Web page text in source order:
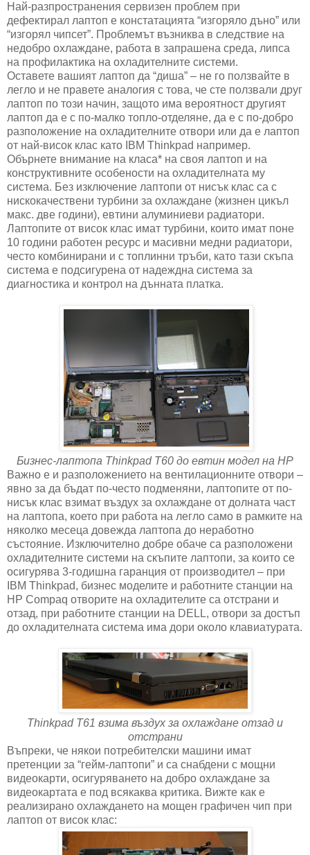
Най-разпространения сервизен проблем при
дефектирал лаптоп е констатацията “изгоряло дъно” или
“изгорял чипсет”. Проблемът възниква в следствие на
недобро охлаждане, работа в запрашена среда, липса
на профилактика на охладителните системи.
Оставете вашият лаптоп да “диша” – не го ползвайте в
легло и не правете аналогия с това, че сте ползвали друг
лаптоп по този начин, защото има вероятност другият
лаптоп да е с по-малко топло-отделяне, да e с по-добро
разположение на охладителните отвори или да е лаптоп
от най-висок клас като IBM Thinkpad например.
Обърнете внимание на класа* на своя лаптоп и на
конструктивните особености на охладителната му
система. Без изключение лаптопи от нисък клас са с
нискокачествени турбини за охлаждане (жизнен цикъл
макс. две години), евтини алуминиеви радиатори.
Лаптопите от висок клас имат турбини, които имат поне
10 години работен ресурс и масивни медни радиатори,
често комбинирани и с топлинни тръби, като тази скъпа
система е подсигурена от надеждна система за
диагностика и контрол на дънната платка.
Бизнес-лаптопа Thinkpad T60 до евтин модел на HP
Важно е и разположението на вентилационните отвори –
явно за да бъдат по-често подменяни, лаптопите от по-
нисък клас взимат въздух за охлаждане от долната част
на лаптопа, което при работа на легло само в рамките на
няколко месеца довежда лаптопа до неработно
състояние. Изключително добре обаче са разположени
охладителните системи на скъпите лаптопи, за които се
осигурява 3-годишна гаранция от производител – при
IBM Thinkpad, бизнес моделите и работните станции на
HP Compaq отворите на охладителите са отстрани и
отзад, при работните станции на DELL, отвори за достъп
до охладителната система има дори около клавиатурата.
Thinkpad T61 взима въздух за охлаждане отзад и
отстрани
Въпреки, че някои потребителски машини имат
претенции за “гейм-лаптопи” и са снабдени с мощни
видеокарти, осигуряването на добро охлаждане за
видеокартата е под всякаква критика. Вижте как е
реализирано охлаждането на мощен графичен чип при
лаптоп от висок клас: